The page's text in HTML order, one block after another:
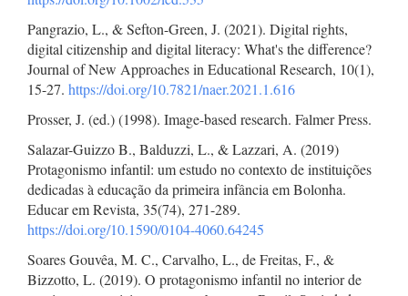
Pangrazio, L., & Sefton-Green, J. (2021). Digital rights,
digital citizenship and digital literacy: What's the difference?
Journal of New Approaches in Educational Research, 10(1),
15-27. https://doi.org/10.7821/naer.2021.1.616
Prosser, J. (ed.) (1998). Image-based research. Falmer Press.
Salazar-Guizzo B., Balduzzi, L., & Lazzari, A. (2019)
Protagonismo infantil: um estudo no contexto de instituições
dedicadas à educação da primeira infância em Bolonha.
Educar em Revista, 35(74), 271-289.
https://doi.org/10.1590/0104-4060.64245
Soares Gouvêa, M. C., Carvalho, L., de Freitas, F., &
Bizzotto, L. (2019). O protagonismo infantil no interior de